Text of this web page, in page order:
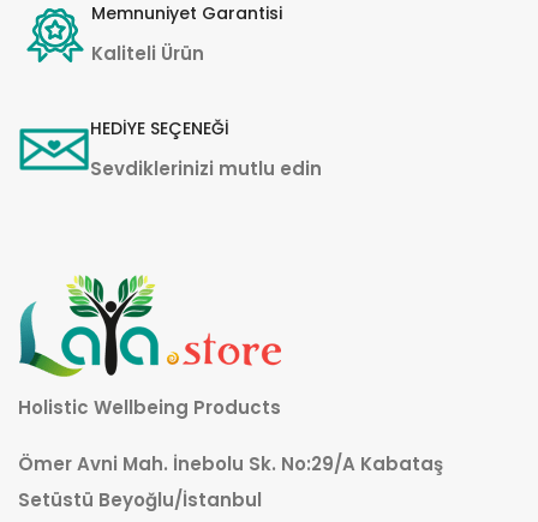
Memnuniyet Garantisi
Kaliteli Ürün
HEDİYE SEÇENEĞİ
Sevdiklerinizi mutlu edin
Holistic Wellbeing Products
Ömer Avni Mah. İnebolu Sk. No:29/A Kabataş
Setüstü Beyoğlu/İstanbul